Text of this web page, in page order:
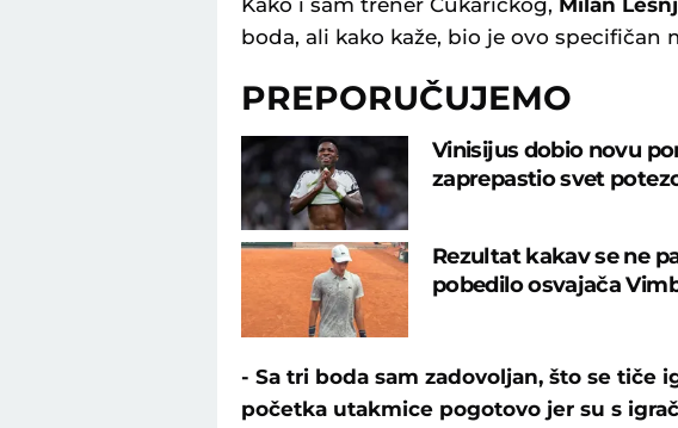
boda, ali kako kaže, bio je ovo specifičan
PREPORUČUJEMO
Vinisijus dobio novu
zaprepastio svet
Rezultat kakav se ne
pobedilo osvajača
- Sa tri boda sam zadovoljan, što se tiče
početka utakmice pogotovo jer su s